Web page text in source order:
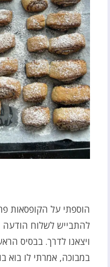
הוספתי על הקופסאות
להתבייש לשלוח
ויצאנו לדרך. בבסיס
במבוכה, אמרתי לו בוא